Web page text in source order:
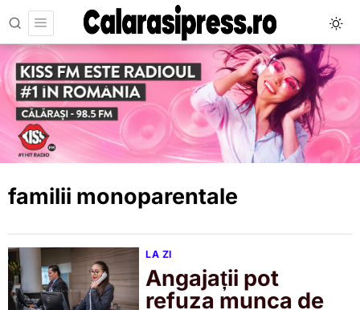
familii monoparentale
LA ZI
Angajații pot
refuza munca de